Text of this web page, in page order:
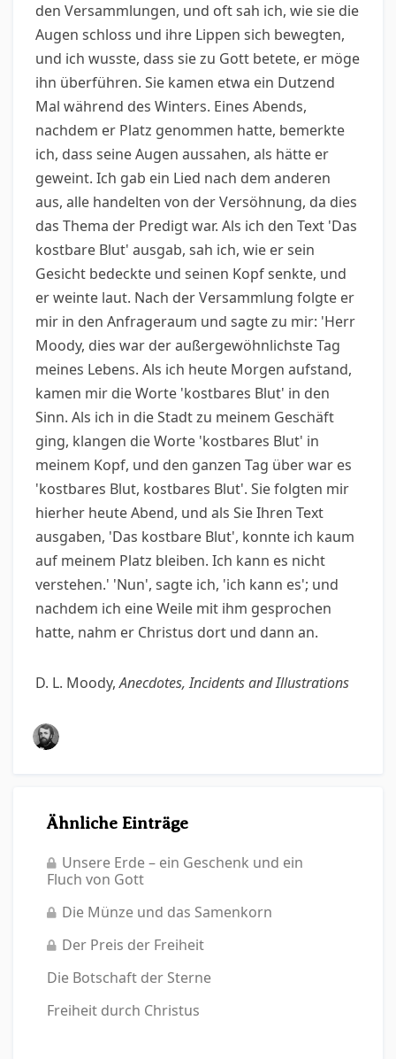
den Versammlungen, und oft sah ich, wie sie die
Augen schloss und ihre Lippen sich bewegten,
und ich wusste, dass sie zu Gott betete, er möge
ihn überführen. Sie kamen etwa ein Dutzend
Mal während des Winters. Eines Abends,
nachdem er Platz genommen hatte, bemerkte
ich, dass seine Augen aussahen, als hätte er
geweint. Ich gab ein Lied nach dem anderen
aus, alle handelten von der Versöhnung, da dies
das Thema der Predigt war. Als ich den Text 'Das
kostbare Blut' ausgab, sah ich, wie er sein
Gesicht bedeckte und seinen Kopf senkte, und
er weinte laut. Nach der Versammlung folgte er
mir in den Anfrageraum und sagte zu mir: 'Herr
Moody, dies war der außergewöhnlichste Tag
meines Lebens. Als ich heute Morgen aufstand,
kamen mir die Worte 'kostbares Blut' in den
Sinn. Als ich in die Stadt zu meinem Geschäft
ging, klangen die Worte 'kostbares Blut' in
meinem Kopf, und den ganzen Tag über war es
'kostbares Blut, kostbares Blut'. Sie folgten mir
hierher heute Abend, und als Sie Ihren Text
ausgaben, 'Das kostbare Blut', konnte ich kaum
auf meinem Platz bleiben. Ich kann es nicht
verstehen.' 'Nun', sagte ich, 'ich kann es'; und
nachdem ich eine Weile mit ihm gesprochen
hatte, nahm er Christus dort und dann an.
D. L. Moody,Anecdotes, Incidents and Illustrations
Ähnliche Einträge
Unsere Erde – ein Geschenk und ein
Fluch von Gott
Die Münze und das Samenkorn
Der Preis der Freiheit
Die Botschaft der Sterne
Freiheit durch Christus